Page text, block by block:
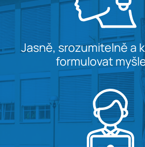
Jasně, srozumitelně a
formulovat